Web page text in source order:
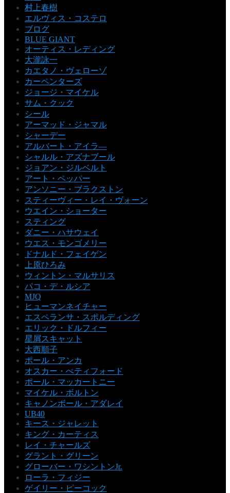
村上春樹
エルヴィス・コステロ
ブログ
BLUE GIANT
オーティス・レディング
大瀧詠一
カエタノ・ヴェローゾ
カーペンターズ
ジョージ・マイケル
サム・クック
シール
アーマッド・ジャマル
シャーデー
アルバート・アイラ―
シャルル・アズナブール
ジョアン・ジルベルト
アート・ペッパー
アンソニー・ブラクストン
スティーヴィー・レイ・ヴォーン
ウエイン・ショーター
スティング
ダニー・ハサウェイ
ウエス・モンゴメリー
ドナルド・フェイゲン
上原ひろみ
ウィントン・マルサリス
パコ・デ・ルシア
MJQ
ヒューマンネイチャー
エスペランサ・スポルディング
エリック・ドルフィー
星屑スキャット
大西順子
ポール・アンカ
オスカー・ぺティフォード
ポール・マッカートニー
マイケル・ボルトン
キャノンボール・アダレイ
UB40
キース・ジャレット
キング・カーティス
レイ・チャールズ
グラント・グリーン
グローバー・ワシントンJr.
ローラ・フィジー
ゲイリー・ピーコック